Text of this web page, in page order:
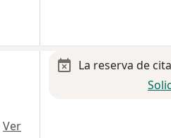
Ver
La reserva de